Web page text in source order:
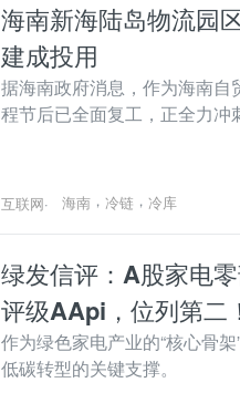
海南新海陆岛物流园
建成投用
据海南政府消息，作为海南
程节后已全面复工，正全力冲
互联网· 海南 ， 冷链 ， 冷库
绿发信评：A股家电
评级AApi，位列第二！
作为绿色家电产业的“核心骨
低碳转型的关键支撑。